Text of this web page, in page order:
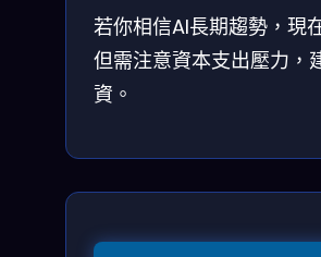
若你相信AI長期趨勢，現
但需注意資本支出壓力，
資。